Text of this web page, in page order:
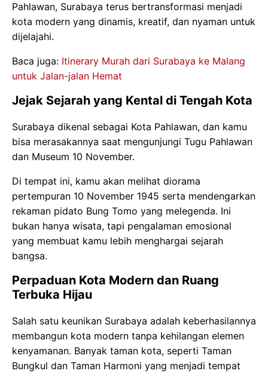
Pahlawan, Surabaya terus bertransformasi menjadi
kota modern yang dinamis, kreatif, dan nyaman untuk
dijelajahi.
Baca juga: Itinerary Murah dari Surabaya ke Malang
untuk Jalan-jalan Hemat
Jejak Sejarah yang Kental di Tengah Kota
Surabaya dikenal sebagai Kota Pahlawan, dan kamu
bisa merasakannya saat mengunjungi Tugu Pahlawan
dan Museum 10 November.
Di tempat ini, kamu akan melihat diorama
pertempuran 10 November 1945 serta mendengarkan
rekaman pidato Bung Tomo yang melegenda. Ini
bukan hanya wisata, tapi pengalaman emosional
yang membuat kamu lebih menghargai sejarah
bangsa.
Perpaduan Kota Modern dan Ruang
Terbuka Hijau
Salah satu keunikan Surabaya adalah keberhasilannya
membangun kota modern tanpa kehilangan elemen
kenyamanan. Banyak taman kota, seperti Taman
Bungkul dan Taman Harmoni yang menjadi tempat